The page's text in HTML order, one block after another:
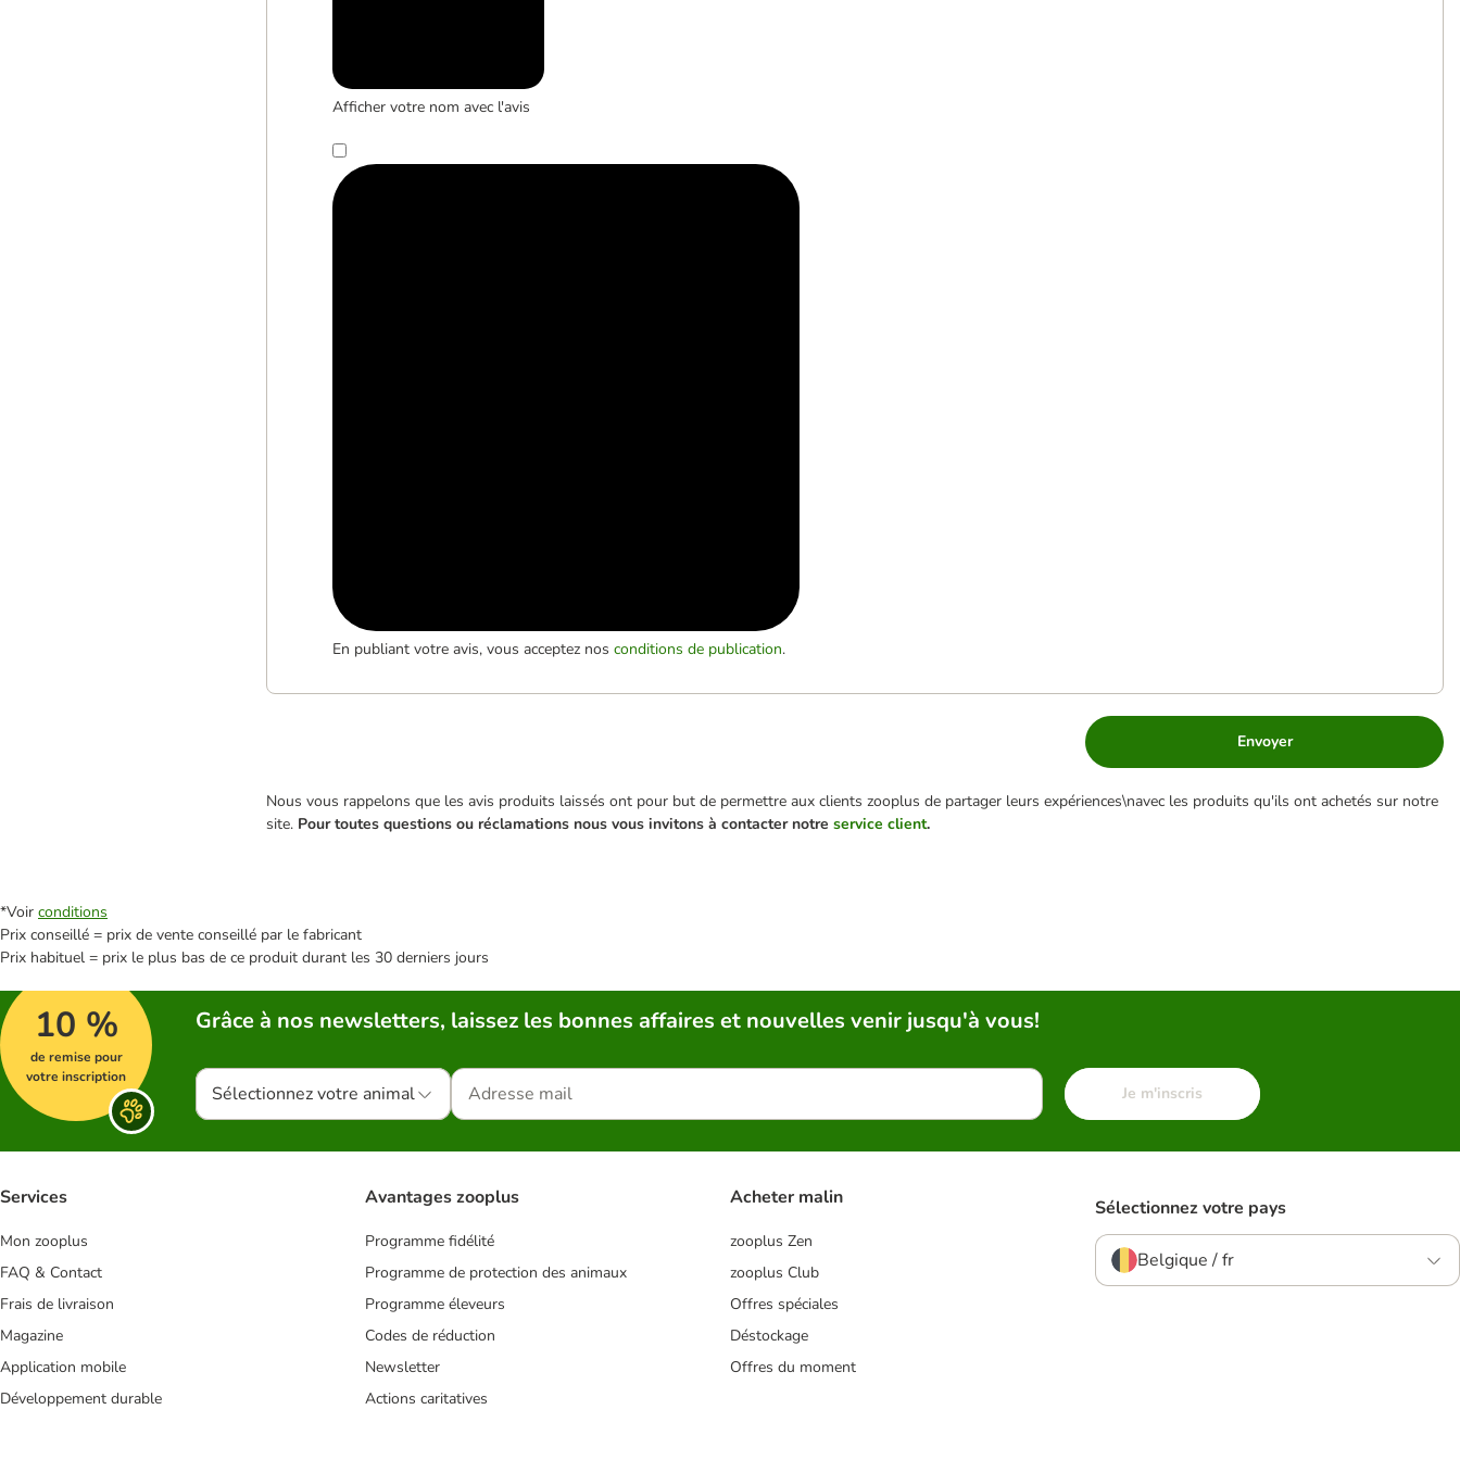
Afficher votre nom avec l'avis
En publiant votre avis, vous acceptez nos conditions de publication.
Envoyer
Nous vous rappelons que les avis produits laissés ont pour but de permettre aux clients zooplus de partager leurs expériences\navec les produits qu'ils ont achetés sur notre
site. Pour toutes questions ou réclamations nous vous invitons à contacter notre service client.
*Voir conditions
Prix conseillé = prix de vente conseillé par le fabricant
Prix habituel = prix le plus bas de ce produit durant les 30 derniers jours
10 %
de remise pour
votre inscription
Grâce à nos newsletters, laissez les bonnes affaires et nouvelles venir jusqu'à vous!
Sélectionnez votre animal Je m'inscris
Services
Mon zooplus
FAQ & Contact
Frais de livraison
Magazine
Application mobile
Développement durable
Avantages zooplus
Programme fidélité
Programme de protection des animaux
Programme éleveurs
Codes de réduction
Newsletter
Actions caritatives
Acheter malin
zooplus Zen
zooplus Club
Offres spéciales
Déstockage
Offres du moment
Sélectionnez votre pays
Belgique / fr